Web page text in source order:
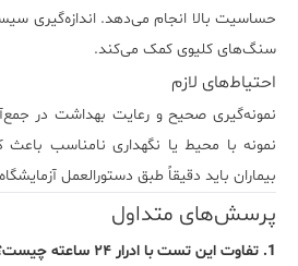
حساسیت بالا انجام می‌دهد. اندازه‌گیری
سنگ‌های کلیوی کمک می‌کند.
احتیاط‌های لازم
نمونه‌گیری صحیح و رعایت بهداشت در
نمونه با محیط یا نگهداری نامناسب
بیماران باید دقیقاً طبق دستورالعمل
پرسش‌های متداول
1. تفاوت این تست با ادرار ۲۴ ساعته چیست؟